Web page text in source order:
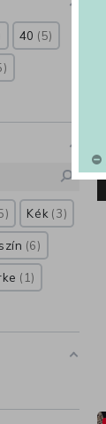
40 5
Kék 3
6
1